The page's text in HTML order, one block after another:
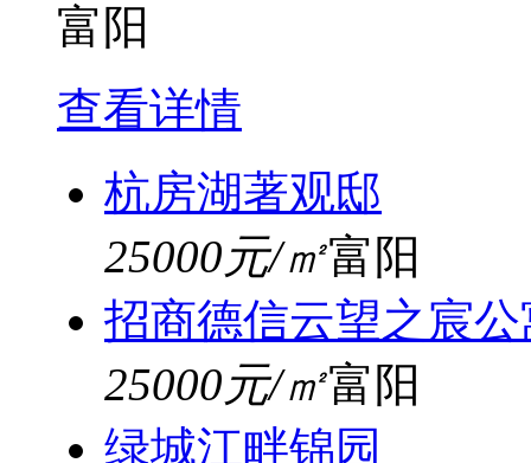
富阳
查看详情
杭房湖著观邸
25000元/㎡富阳
招商德信云望之宸公
25000元/㎡富阳
绿城江畔锦园